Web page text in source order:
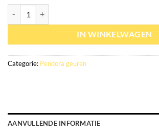
IN WINKELWAGEN
Categorie: Pendora geuren
AANVULLENDE INFORMATIE